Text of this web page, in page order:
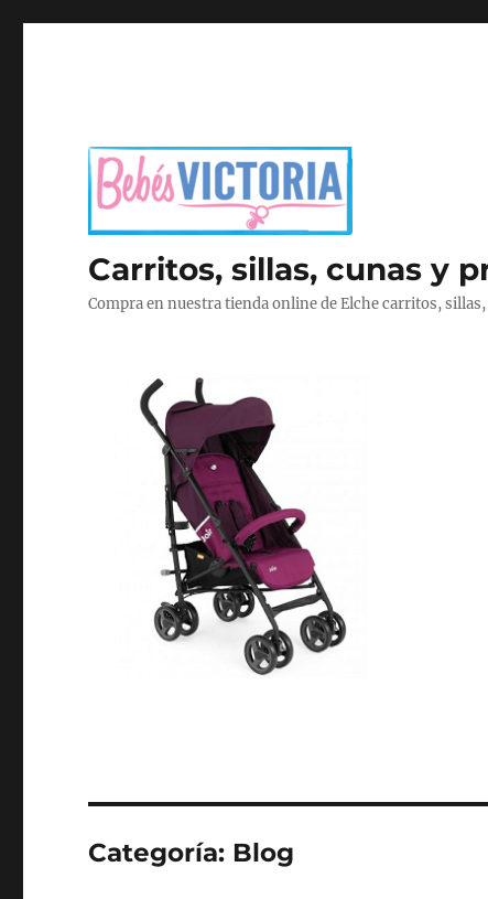
Carritos, sillas, cunas y
Compra en nuestra tienda online de Elche carritos,
Categoría: Blog